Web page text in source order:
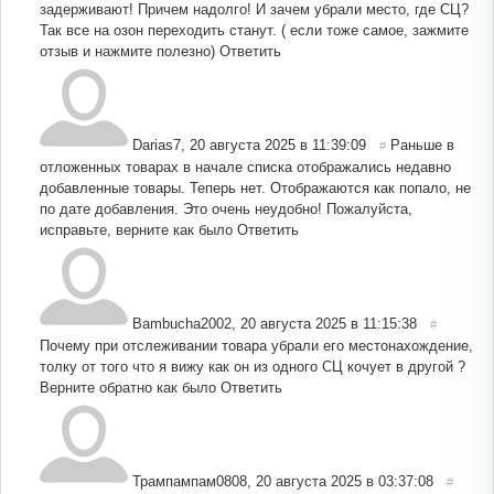
задерживают! Причем надолго! И зачем убрали место, где СЦ?
Так все на озон переходить станут. ( если тоже самое, зажмите
отзыв и нажмите полезно) Ответить
Darias7 20 августа 2025 в 11:39:09 # Раньше в
отложенных товарах в начале списка отображались недавно
добавленные товары. Теперь нет. Отображаются как попало, не
по дате добавления. Это очень неудобно! Пожалуйста,
исправьте, верните как было Ответить
Bambucha2002 20 августа 2025 в 11:15:38 #
Почему при отслеживании товара убрали его местонахождение,
толку от того что я вижу как он из одного СЦ кочует в другой ?
Верните обратно как было Ответить
Трампампам0808 20 августа 2025 в 03:37:08 #